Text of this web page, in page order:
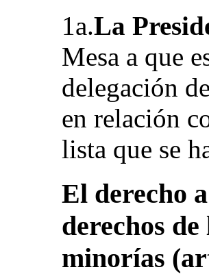
1a.La
Mesa a que
delegación
en relación
lista que se
El derecho
derechos
minorías